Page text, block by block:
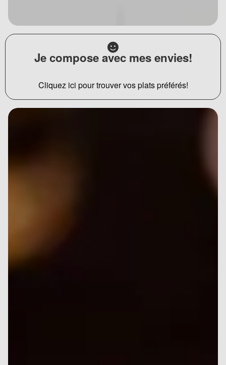
Je compose avec mes envies!
Cliquez ici pour trouver vos plats préférés!